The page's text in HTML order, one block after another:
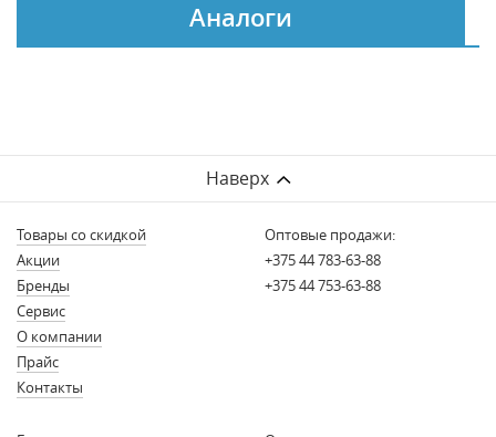
Аналоги
Наверх
Товары со скидкой
Акции
Бренды
Сервис
О компании
Прайс
Контакты
Оптовые продажи:
+375 44 783-63-88
+375 44 753-63-88